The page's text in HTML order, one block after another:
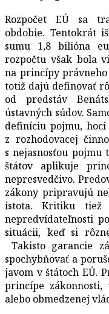
Rozpočet EÚ sa
obdobie. Tentokrát
sumu 1,8 bilióna
rozpočtu však bola
na princípy
totiž dajú definovať
od predstáv
ústavných súdov.
definíciu pojmu,
z rozhodovacej
s nejasnosťou
štátov aplikuje
nepresvedčivo.
zákony pripravujú
istota. Kritiku tiež
nepredvídateľnosti
situácii, keď si
Takisto garancie
spochybňovať a
javom v štátoch EÚ.
princípe zákonnosti,
alebo obmedzenej